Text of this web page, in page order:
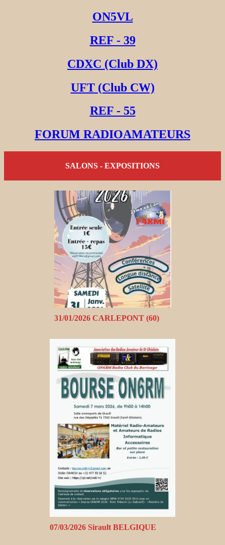
ON5VL
REF - 39
CDXC (Club DX)
UFT (Club CW)
REF - 55
FORUM RADIOAMATEURS
SALONS - EXPOSITIONS
31/01/2026 CARLEPONT (60)
07/03/2026 Sirault BELGIQUE